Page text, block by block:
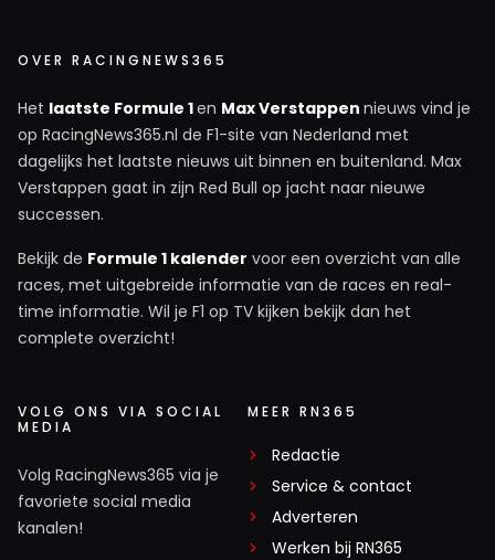
OVER RACINGNEWS365
Het laatste Formule 1en Max Verstappen nieuws vind je
op RacingNews365.nl de F1-site van Nederland met
dagelijks het laatste nieuws uit binnen en buitenland. Max
Verstappen gaat in zijn Red Bull op jacht naar nieuwe
successen.
Bekijk de Formule 1 kalender voor een overzicht van alle
races, met uitgebreide informatie van de races en real-
time informatie. Wil je F1 op TV kijken bekijk dan het
complete overzicht!
VOLG ONS VIA SOCIAL
MEDIA
Volg RacingNews365 via je
favoriete social media
kanalen!
MEER RN365
Redactie
Service & contact
Adverteren
Werken bij RN365